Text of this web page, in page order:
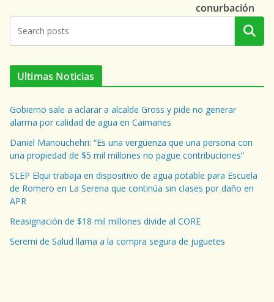
conurbación
Buscar
Ultimas Noticias
Gobierno sale a aclarar a alcalde Gross y pide no generar
alarma por calidad de agua en Caimanes
Daniel Manouchehri: “Es una vergüenza que una persona con
una propiedad de $5 mil millones no pague contribuciones”
SLEP Elqui trabaja en dispositivo de agua potable para Escuela
de Romero en La Serena que continúa sin clases por daño en
APR
Reasignación de $18 mil millones divide al CORE
Seremi de Salud llama a la compra segura de juguetes